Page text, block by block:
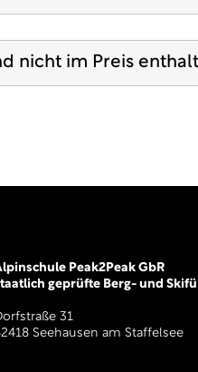
nicht im Preis
Peak2Peak GbR
geprüfte Berg- und
31
Seehausen am Staffelsee